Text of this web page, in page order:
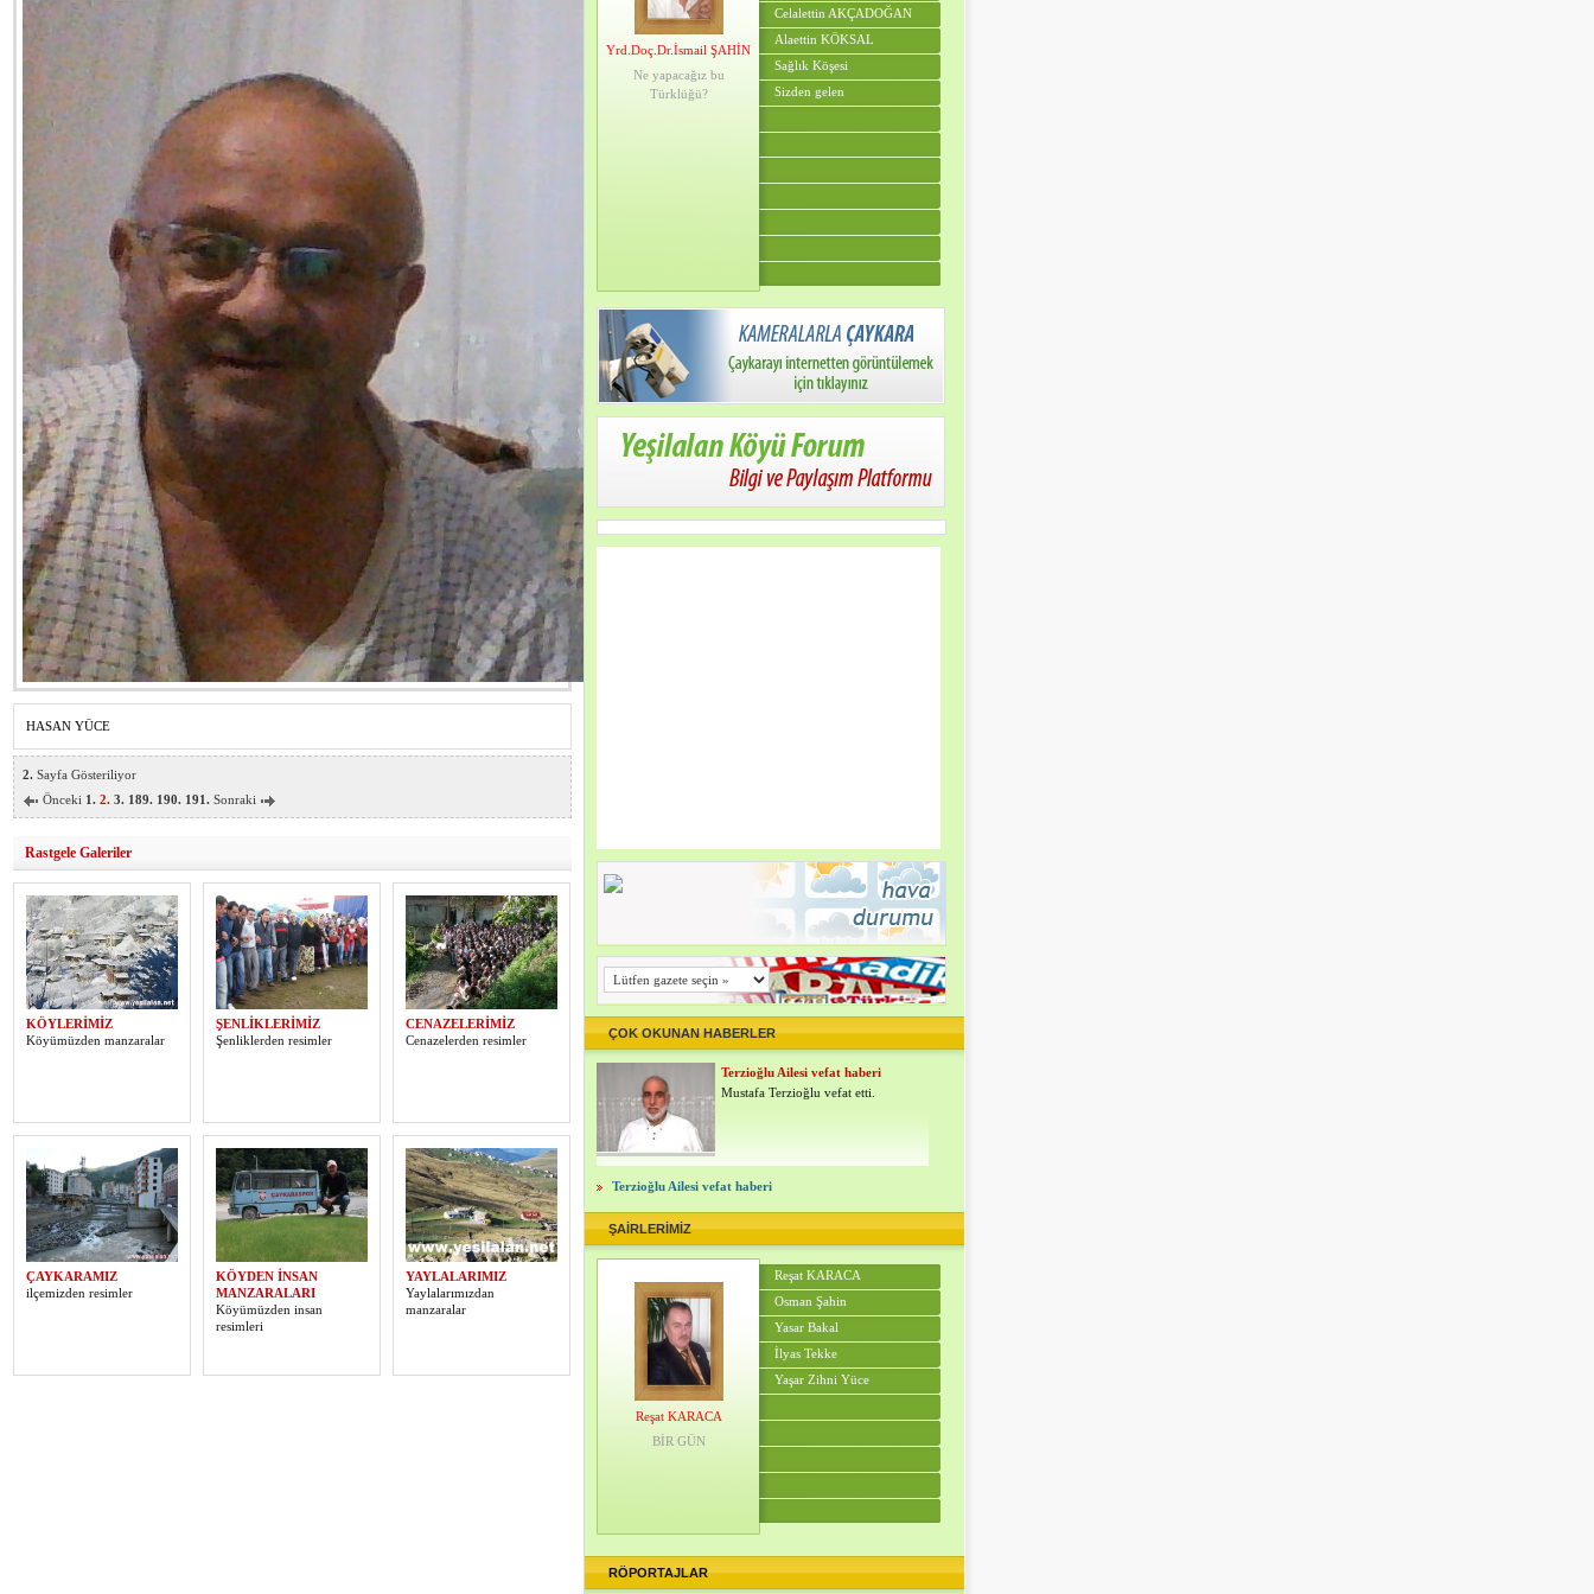
HASAN YÜCE
2. Sayfa Gösteriliyor
Önceki 1. 2. 3. 189. 190. 191. Sonraki
Rastgele Galeriler
KÖYLERİMİZ
Köyümüzden manzaralar
ŞENLİKLERİMİZ
Şenliklerden resimler
CENAZELERİMİZ
Cenazelerden resimler
ÇAYKARAMIZ
ilçemizden resimler
KÖYDEN İNSAN
MANZARALARI
Köyümüzden insan
resimleri
YAYLALARIMIZ
Yaylalarımızdan
manzaralar
Yrd.Doç.Dr.İsmail ŞAHİN
Ne yapacağız bu
Türklüğü?
Celalettin AKÇADOĞAN
Alaettin KÖKSAL
Sağlık Köşesi
Sizden gelen
ÇOK OKUNAN HABERLER
Terzioğlu Ailesi vefat haberi
Mustafa Terzioğlu vefat etti.
Terzioğlu Ailesi vefat haberi
ŞAİRLERİMİZ
Reşat KARACA
BİR GÜN
Reşat KARACA
Osman Şahin
Yasar Bakal
İlyas Tekke
Yaşar Zihni Yüce
RÖPORTAJLAR